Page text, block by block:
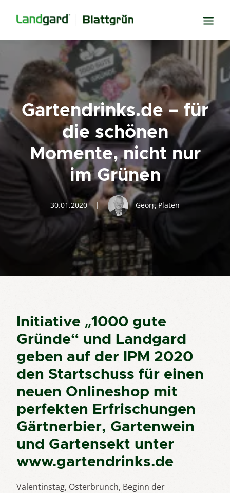
Neugier
Inspiration
Verbundenheit
Transparenz
Freude
Erfolg
Miteinander
Wissen
Suche
Gartendrinks.de – für
die schönen
Momente, nicht nur
im Grünen
30.01.2020 | Georg Platen
Initiative „1000 gute
Gründe“ und Landgard
geben auf der IPM 2020
den Startschuss für einen
neuen Onlineshop mit
perfekten Erfrischungen
Gärtnerbier, Gartenwein
und Gartensekt unter
www.gartendrinks.de
Valentinstag, Osterbrunch, Beginn der